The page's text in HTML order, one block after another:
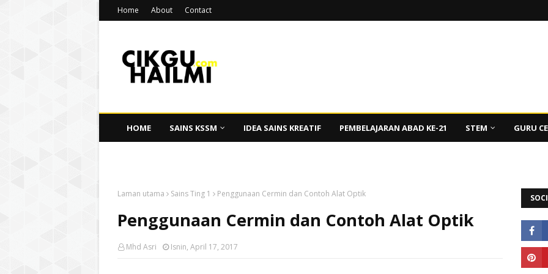
Home About Contact
HOME SAINS KSSM IDEA SAINS KREATIF PEMBELAJARAN ABAD KE-21 STEM GURU
Laman utama Sains Ting 1 Penggunaan Cermin dan Contoh Alat Optik
Penggunaan Cermin dan Contoh Alat Optik
Mhd Asri Isnin, April 17, 2017